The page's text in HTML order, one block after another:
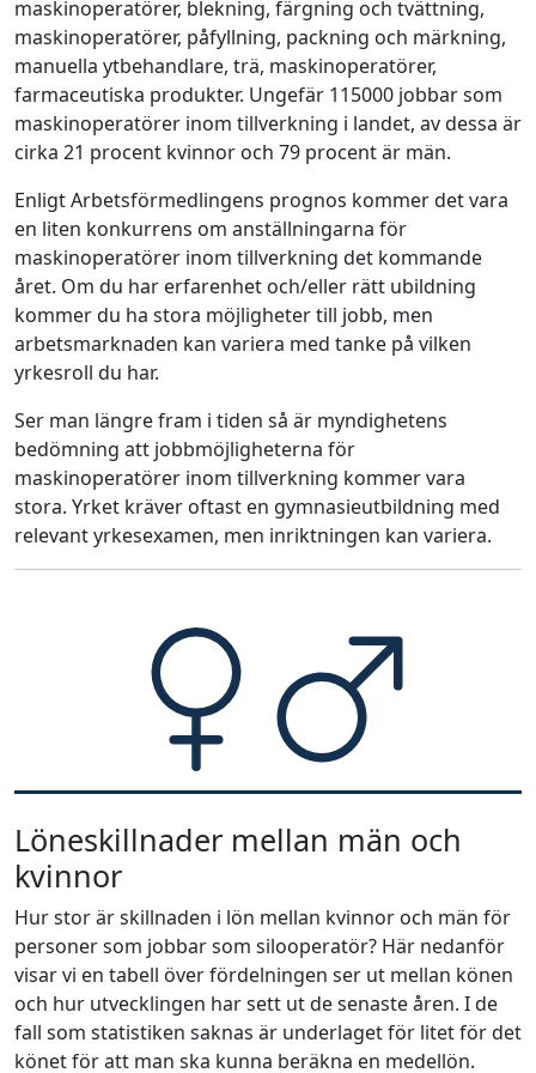
maskinoperatörer, blekning, färgning och tvättning,
maskinoperatörer, påfyllning, packning och märkning,
manuella ytbehandlare, trä, maskinoperatörer,
farmaceutiska produkter. Ungefär 115000 jobbar som
maskinoperatörer inom tillverkning i landet, av dessa är
cirka 21 procent kvinnor och 79 procent är män.
Enligt Arbetsförmedlingens prognos kommer det vara
en liten konkurrens om anställningarna för
maskinoperatörer inom tillverkning det kommande
året. Om du har erfarenhet och/eller rätt ubildning
kommer du ha stora möjligheter till jobb, men
arbetsmarknaden kan variera med tanke på vilken
yrkesroll du har.
Ser man längre fram i tiden så är myndighetens
bedömning att jobbmöjligheterna för
maskinoperatörer inom tillverkning kommer vara
stora. Yrket kräver oftast en gymnasieutbildning med
relevant yrkesexamen, men inriktningen kan variera.
Löneskillnader mellan män och
kvinnor
Hur stor är skillnaden i lön mellan kvinnor och män för
personer som jobbar som silooperatör? Här nedanför
visar vi en tabell över fördelningen ser ut mellan könen
och hur utvecklingen har sett ut de senaste åren. I de
fall som statistiken saknas är underlaget för litet för det
könet för att man ska kunna beräkna en medellön.